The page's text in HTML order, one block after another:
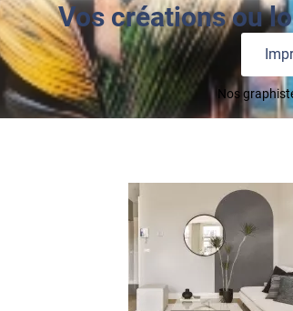
Vos créations ou
Nos